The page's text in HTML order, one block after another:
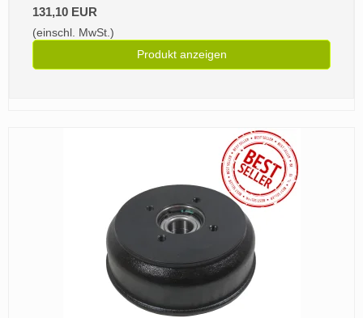
131,10 EUR
(einschl. MwSt.)
Produkt anzeigen